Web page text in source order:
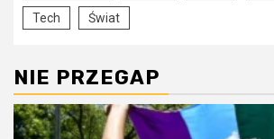
Tech Świat
NIE PRZEGAP